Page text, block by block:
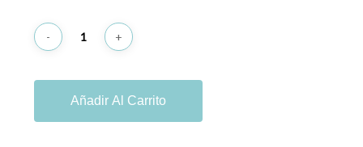
Añadir Al Carrito